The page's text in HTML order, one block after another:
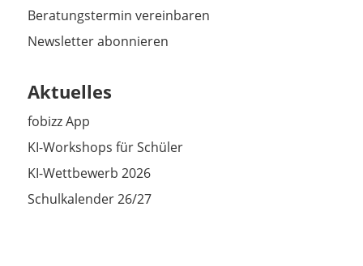
Beratungstermin vereinbaren
Newsletter abonnieren
Aktuelles
fobizz App
KI-Workshops für Schüler
KI-Wettbewerb 2026
Schulkalender 26/27